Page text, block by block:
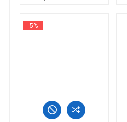
-5%